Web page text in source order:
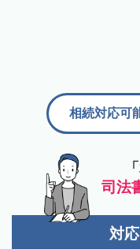
司法
相続対応可
対